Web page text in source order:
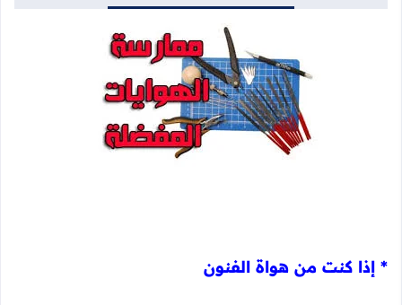
* إذا كنت من هواة الفنون